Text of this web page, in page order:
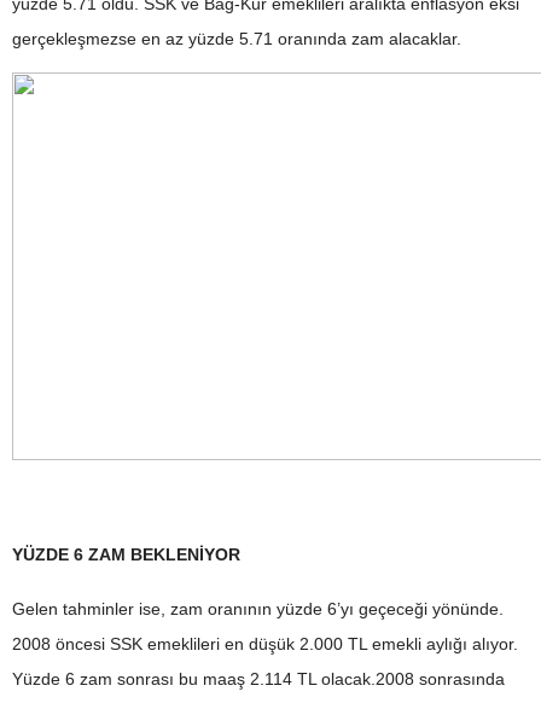
gerçekleşmezse en az yüzde 5.71 oranında zam alacaklar.
YÜZDE 6 ZAM BEKLENİYOR
Gelen tahminler ise, zam oranının yüzde 6’yı geçeceği yönünde.
2008 öncesi SSK emeklileri en düşük 2.000 TL emekli aylığı alıyor.
Yüzde 6 zam sonrası bu maaş 2.114 TL olacak.2008 sonrasında